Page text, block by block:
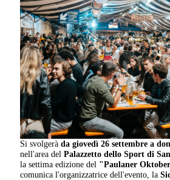
Si svolgeràda giovedì 26 settembre a
nell'area delPalazzetto dello Sport di
la settima edizione del "Paulaner
comunica l'organizzatrice dell'evento, la